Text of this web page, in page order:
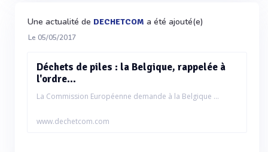
Une actualité de DECHETCOM a été ajouté(e)
Le 05/05/2017
Déchets de piles : la Belgique, rappelée à
l'ordre...
La Commission Européenne demande à la Belgique ...
www.dechetcom.com